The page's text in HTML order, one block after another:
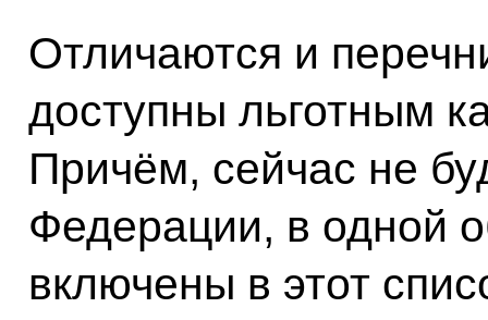
Отличаются и
доступны льготным
Причём, сейчас не
Федерации, в одной
включены в этот